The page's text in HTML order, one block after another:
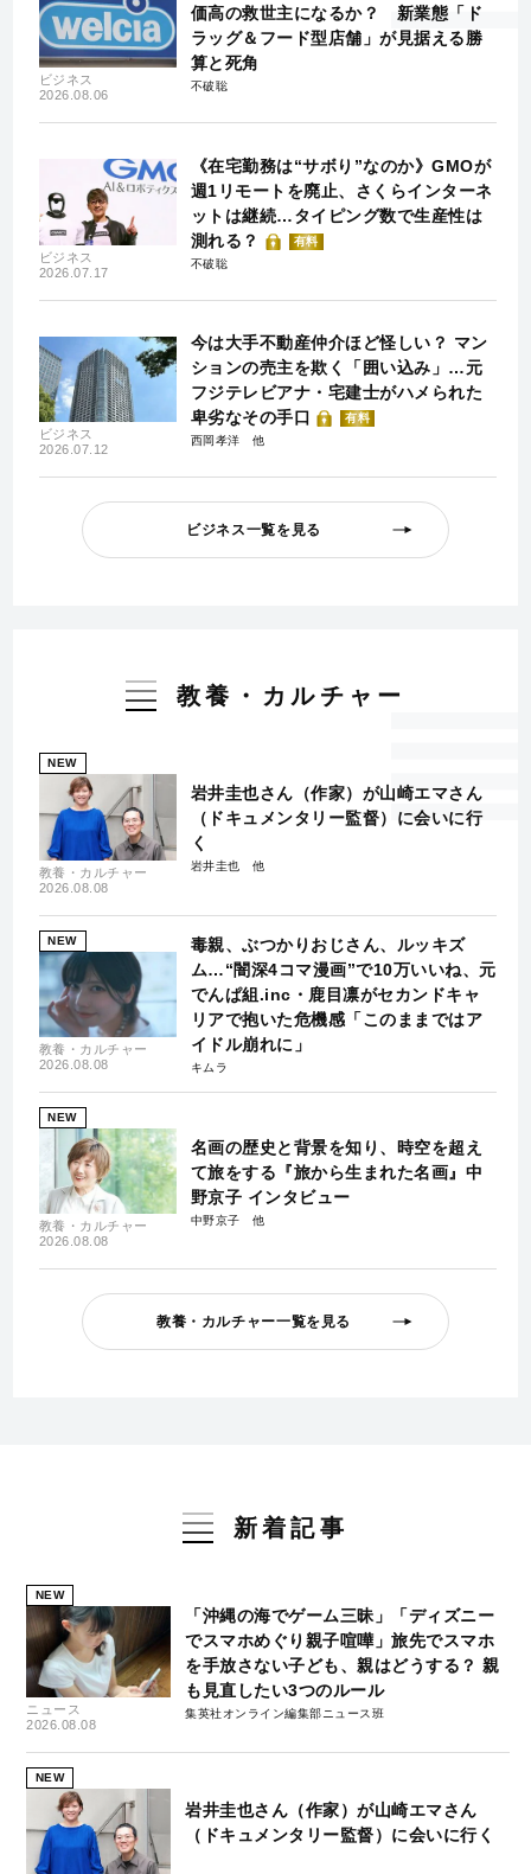
ビジネス
2026.08.06
価高の救世主になるか？ 新業態「ド
ラッグ＆フード型店舗」が見据える勝
算と死角
不破聡
ビジネス
2026.07.17
《在宅勤務は“サボり”なのか》GMOが
週1リモートを廃止、さくらインターネ
ットは継続…タイピング数で生産性は
測れる？
有料
不破聡
ビジネス
2026.07.12
今は大手不動産仲介ほど怪しい？ マン
ションの売主を欺く「囲い込み」…元
フジテレビアナ・宅建士がハメられた
卑劣なその手口
有料
西岡孝洋
ビジネス一覧を見る
教養・カルチャー
NEW
教養・カルチャー
2026.08.08
岩井圭也さん（作家）が山崎エマさん
（ドキュメンタリー監督）に会いに行
く
岩井圭也
NEW
教養・カルチャー
2026.08.08
毒親、ぶつかりおじさん、ルッキズ
ム…“闇深4コマ漫画”で10万いいね、元
でんぱ組.inc・鹿目凛がセカンドキャ
リアで抱いた危機感「このままではア
イドル崩れに」
キムラ
NEW
教養・カルチャー
2026.08.08
名画の歴史と背景を知り、時空を超え
て旅をする『旅から生まれた名画』中
野京子 インタビュー
中野京子
教養・カルチャー一覧を見る
新着記事
NEW
ニュース
2026.08.08
「沖縄の海でゲーム三昧」「ディズニー
でスマホめぐり親子喧嘩」旅先でスマホ
を手放さない子ども、親はどうする？ 親
も見直したい3つのルール
集英社オンライン編集部ニュース班
NEW
岩井圭也さん（作家）が山崎エマさん
（ドキュメンタリー監督）に会いに行く